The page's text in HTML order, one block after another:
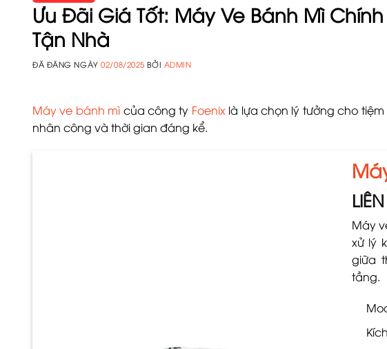
Ưu Đãi Giá Tốt: Máy Ve Bánh Mì
Tận Nhà
ĐÃ ĐĂNG NGÀY02/08/2025 BỞI ADMIN
Máy ve bánh mì của công ty Foenixlà lựa chọn lý tưởng cho
nhân công và thời gian đáng kể.
Máy
xử lý
giữa
tầng.